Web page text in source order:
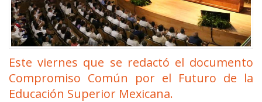
Este viernes que se redactó el documento
Compromiso Común por el Futuro de la
Educación Superior Mexicana.